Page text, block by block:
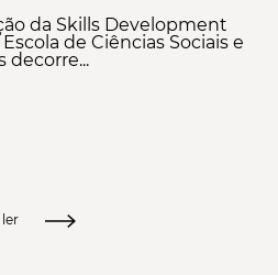
da Skills Development
de Ciências Sociais e
decorre...